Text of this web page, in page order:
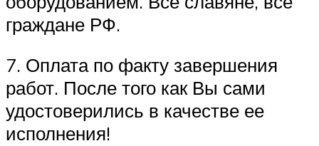
граждане РФ.
7. Оплата по факту завершения
работ. После того как Вы сами
удостоверились в качестве ее
исполнения!